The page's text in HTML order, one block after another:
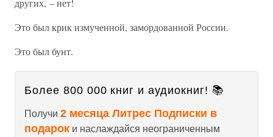
других, – нет!
Это был крик измученной, замордованной России.
Это был бунт.
Более 800 000 книг и аудиокниг! 📚
Получи 2 месяца Литрес Подписки в
подарок и наслаждайся неограниченным